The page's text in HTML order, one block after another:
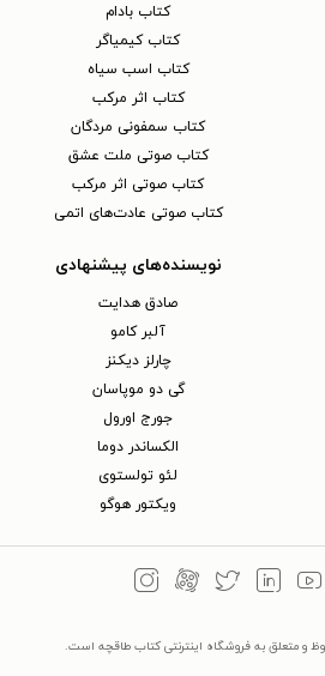
کتاب بادام
کتاب کیمیاگر
کتاب اسب سیاه
کتاب اثر مرکب
کتاب سمفونی مردگان
کتاب صوتی ملت عشق
کتاب صوتی اثر مرکب
کتاب صوتی عادت‌های اتمی
نویسنده‌های پیشنهادی
صادق هدایت
آلبر کامو
چارلز دیکنز
گی دو موپاسان
جورج اورول
الکساندر دوما
لئو تولستوی
ویکتور هوگو
و متعلق به فروشگاه اینترنتی کتاب طاقچه است.